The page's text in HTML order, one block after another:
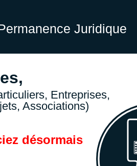
Juridique
Entreprises,
Associations)
désormais